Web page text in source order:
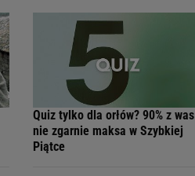
Quiz tylko dla orłów? 90% z was
nie zgarnie maksa w Szybkiej
Piątce